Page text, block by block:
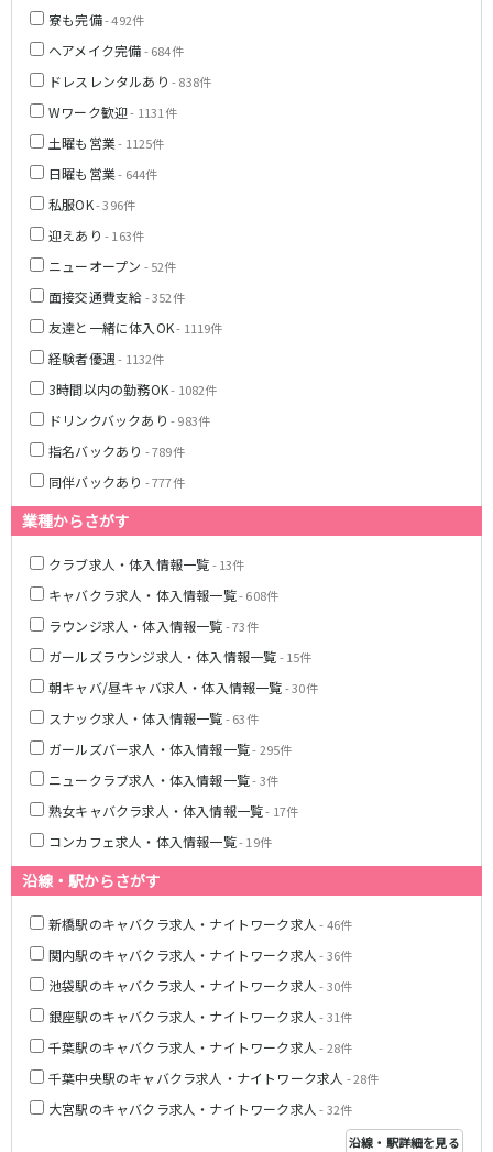
寮も完備- 492件
ヘアメイク完備- 684件
ドレスレンタルあり - 838件
Wワーク歓迎- 1131件
土曜も営業- 1125件
日曜も営業- 644件
私服OK- 396件
迎えあり - 163件
ニューオープン - 52件
面接交通費支給- 352件
友達と一緒に体入OK- 1119件
経験者優遇- 1132件
3時間以内の勤務OK- 1082件
ドリンクバックあり - 983件
指名バックあり - 789件
同伴バックあり - 777件
業種からさがす
クラブ求人・体入情報一覧- 13件
キャバクラ求人・体入情報一覧- 608件
ラウンジ求人・体入情報一覧- 73件
ガールズラウンジ求人・体入情報一覧- 15件
朝キャバ/昼キャバ求人・体入情報一覧- 30件
スナック求人・体入情報一覧- 63件
ガールズバー求人・体入情報一覧- 295件
ニュークラブ求人・体入情報一覧- 3件
熟女キャバクラ求人・体入情報一覧- 17件
コンカフェ求人・体入情報一覧- 19件
沿線・駅からさがす
新橋駅のキャバクラ求人・ナイトワーク求人 - 46件
関内駅のキャバクラ求人・ナイトワーク求人 - 36件
池袋駅のキャバクラ求人・ナイトワーク求人 - 30件
銀座駅のキャバクラ求人・ナイトワーク求人 - 31件
千葉駅のキャバクラ求人・ナイトワーク求人 - 28件
千葉中央駅のキャバクラ求人・ナイトワーク求人 - 28件
大宮駅のキャバクラ求人・ナイトワーク求人 - 32件
沿線・駅詳細を見る
宇都宮
土浦
つくば
北茨城
群馬県
高崎
館林
桐生
該当求人 0件 選択した内容で設定
東京メトロ丸ノ内線
池袋駅
新宿駅
荻窪駅
新高円寺駅
淡路町駅
四谷三丁目駅
JR京浜東北線
新橋駅
川崎駅
横浜駅
秋葉原駅
桜木町駅
蕨駅
浦和駅
川口駅
日暮里駅
品川駅
北浦和駅
西川口駅
大井町駅
大森駅
東十条駅
鶴見駅
王子駅
都営浅草線
東京メトロ銀座線
上野駅
田原町駅
末広町駅
表参道駅
外苑前駅
西武新宿線
西武新宿駅
本川越駅
所沢駅
東村山駅